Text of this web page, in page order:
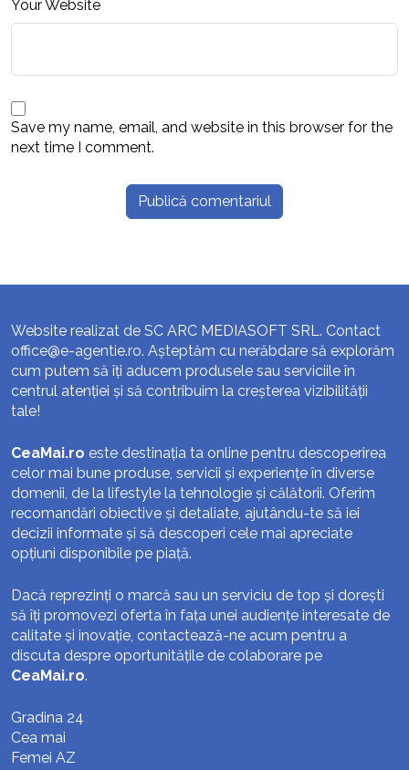
Your Website
Save my name, email, and website in this browser for the
next time I comment.
Website realizat de SC ARC MEDIASOFT SRL. Contact
office@e-agentie.ro. Așteptăm cu nerăbdare să explorăm
cum putem să îți aducem produsele sau serviciile în
centrul atenției și să contribuim la creșterea vizibilității
tale!
CeaMai.ro este destinația ta online pentru descoperirea
celor mai bune produse, servicii și experiențe în diverse
domenii, de la lifestyle la tehnologie și călătorii. Oferim
recomandări obiective și detaliate, ajutându-te să iei
decizii informate și să descoperi cele mai apreciate
opțiuni disponibile pe piață.
Dacă reprezinți o marcă sau un serviciu de top și dorești
să îți promovezi oferta în fața unei audiențe interesate de
calitate și inovație, contactează-ne acum pentru a
discuta despre oportunitățile de colaborare pe
CeaMai.ro.
Gradina 24
Cea mai
Femei AZ